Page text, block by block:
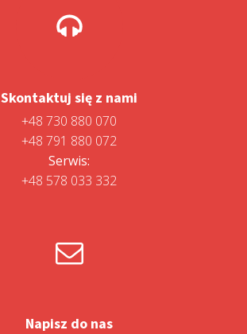
Skontaktuj się z nami
+48 730 880 070
+48 791 880 072
Serwis:
+48 578 033 332
Napisz do nas